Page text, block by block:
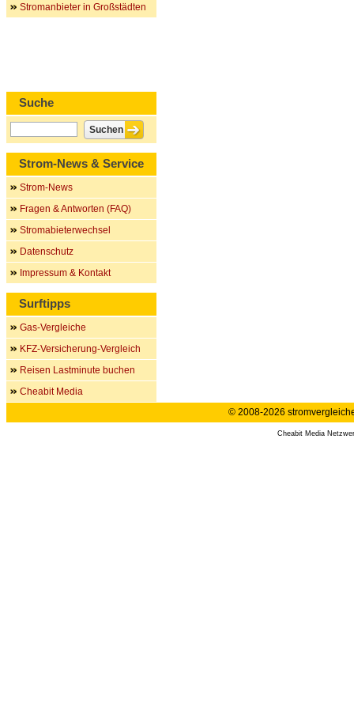
Stromanbieter in Großstädten
Suche
Strom-News & Service
Strom-News
Fragen & Antworten (FAQ)
Stromabieterwechsel
Datenschutz
Impressum & Kontakt
Surftipps
Gas-Vergleiche
KFZ-Versicherung-Vergleich
Reisen Lastminute buchen
Cheabit Media
© 2008-2026
Cheabit Media